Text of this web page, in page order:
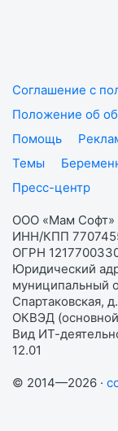
Соглашение с
Положение об
Помощь
Темы
Пресс-центр
ООО «Мам Софт»
ИНН/КПП
ОГРН
Юридический
муниципальный
Спартаковская,
ОКВЭД
Вид ИТ-
12.01
© 2014—2026 ·